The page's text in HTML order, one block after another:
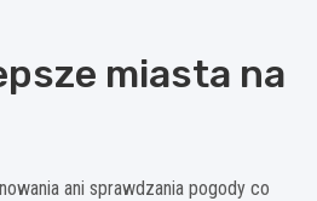
miasta na
ani sprawdzania pogody co